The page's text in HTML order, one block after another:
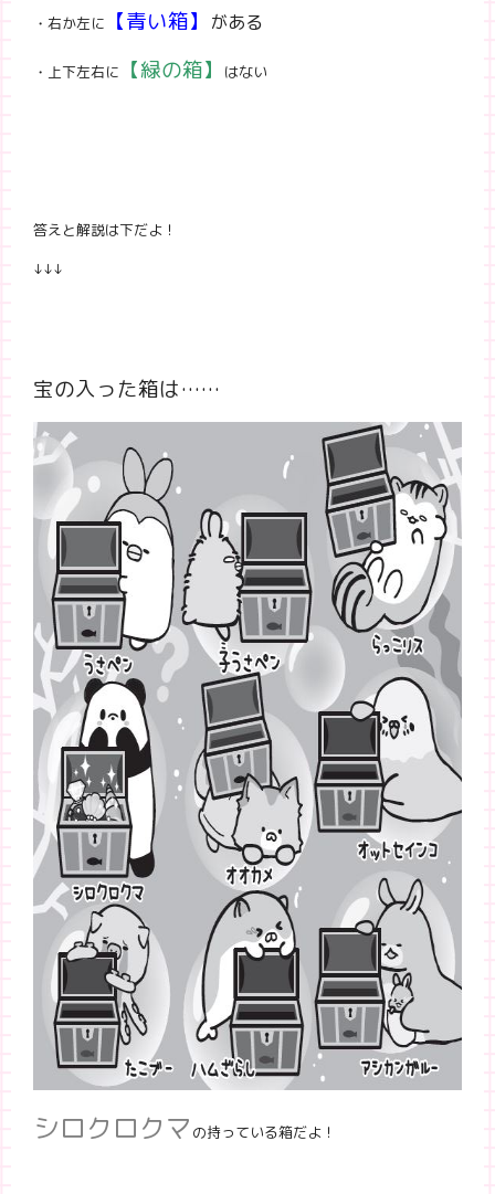
・右か左に 【青い箱】 がある
・上下左右に 【緑の箱】 はない
答えと解説は下だよ！
↓↓↓
宝の入った箱は……
シロクロクマ の持っている箱だよ！